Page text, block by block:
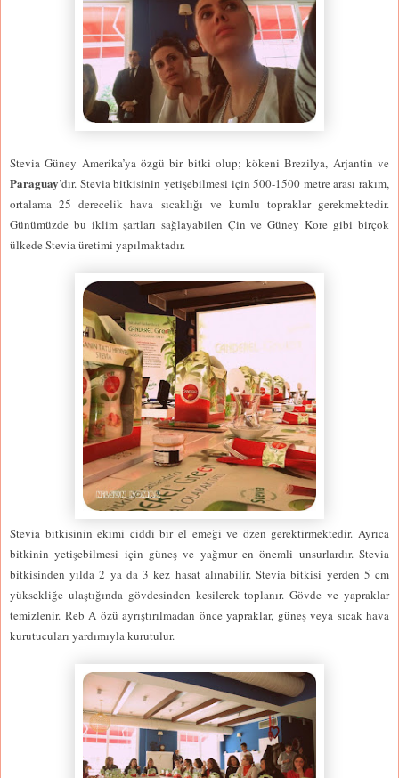
Stevia Güney Amerika’ya özgü bir bitki olup; kökeni Brezilya, Arjantin ve
Paraguay’dır. Stevia bitkisinin yetişebilmesi için 500-1500 metre arası rakım,
ortalama 25 derecelik hava sıcaklığı ve kumlu topraklar gerekmektedir.
Günümüzde bu iklim şartları sağlayabilen Çin ve Güney Kore gibi birçok
ülkede Stevia üretimi yapılmaktadır.
Stevia bitkisinin ekimi ciddi bir el emeği ve özen gerektirmektedir. Ayrıca
bitkinin yetişebilmesi için güneş ve yağmur en önemli unsurlardır. Stevia
bitkisinden yılda 2 ya da 3 kez hasat alınabilir. Stevia bitkisi yerden 5 cm
yüksekliğe ulaştığında gövdesinden kesilerek toplanır. Gövde ve yapraklar
temizlenir. Reb A özü ayrıştırılmadan önce yapraklar, güneş veya sıcak hava
kurutucuları yardımıyla kurutulur.